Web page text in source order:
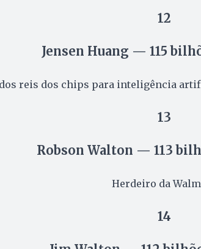
12
Jensen Huang — 115
reis dos chips para inteligência
13
Robson Walton — 113
Herdeiro da
14